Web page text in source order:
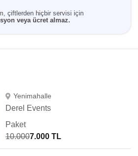
çiftlerden hiçbir servisi için
veya ücret almaz.
Yenimahalle
Derel Events
Paket
10.0007.000 TL